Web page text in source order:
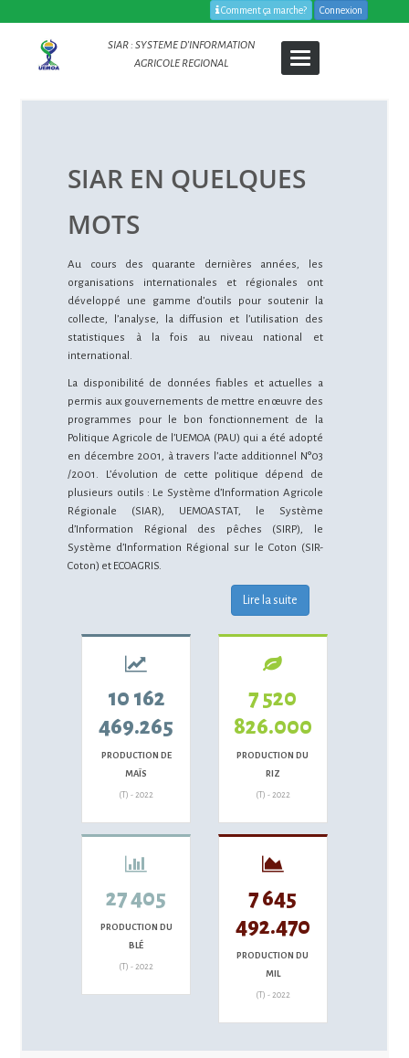
Comment ça marche? Connexion
SIAR : SYSTEME D’INFORMATION
AGRICOLE REGIONAL
Toggle
navigation
SIAR EN QUELQUES
MOTS
Au cours des quarante dernières années, les
organisations internationales et régionales ont
développé une gamme d’outils pour soutenir la
collecte, l’analyse, la diffusion et l’utilisation des
statistiques à la fois au niveau national et
international.
La disponibilité de données fiables et actuelles a
permis aux gouvernements de mettre en œuvre des
programmes pour le bon fonctionnement de la
Politique Agricole de l’UEMOA (PAU) qui a été adopté
en décembre 2001, à travers l’acte additionnel N°03
/2001. L’évolution de cette politique dépend de
plusieurs outils : Le Système d’Information Agricole
Régionale (SIAR), UEMOASTAT, le Système
d’Information Régional des pêches (SIRP), le
Système d’Information Régional sur le Coton (SIR-
Coton) et ECOAGRIS.
Lire la suite
10 162
469.265
PRODUCTION DE
MAÏS
(T) - 2022
7 520
826.000
PRODUCTION DU
RIZ
(T) - 2022
27 405
PRODUCTION DU
BLÉ
(T) - 2022
7 645
492.470
PRODUCTION DU
MIL
(T) - 2022